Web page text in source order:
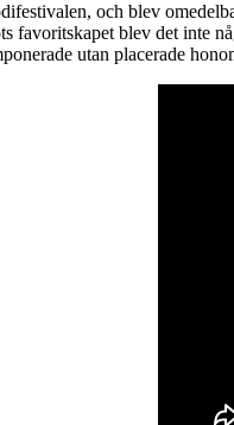
och blev
favoritskapet blev det inte
utan placerade